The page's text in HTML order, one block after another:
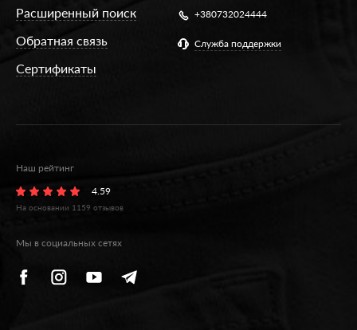
Расширенный поиск
Обратная связь
Сертификаты
+380732024444
Служба поддержки
Наш рейтинг
4.59
На основании 1159 отзывов
Мы в социальных сетях